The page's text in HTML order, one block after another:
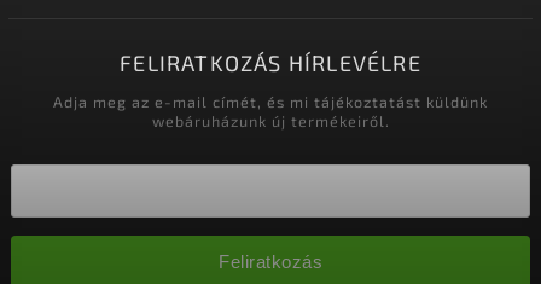
FELIRATKOZÁS HÍRLEVÉLRE
Adja meg az e-mail címét, és mi tájékoztatást küldünk
webáruházunk új termékeiről.
Feliratkozás